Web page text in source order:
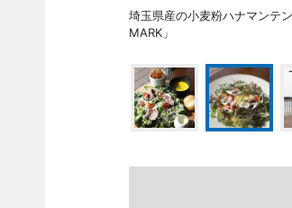
埼玉県産の小麦粉ハナマンテ
MARK」